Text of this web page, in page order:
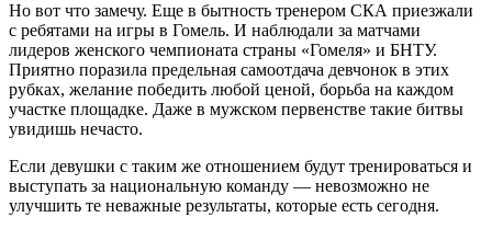
Но вот что замечу. Еще в бытность тренером СКА приезжали
с ребятами на игры в Гомель. И наблюдали за матчами
лидеров женского чемпионата страны «Гомеля» и БНТУ.
Приятно поразила предельная самоотдача девчонок в этих
рубках, желание победить любой ценой, борьба на каждом
участке площадке. Даже в мужском первенстве такие битвы
увидишь нечасто.
Если девушки с таким же отношением будут тренироваться и
выступать за национальную команду — невозможно не
улучшить те неважные результаты, которые есть сегодня.